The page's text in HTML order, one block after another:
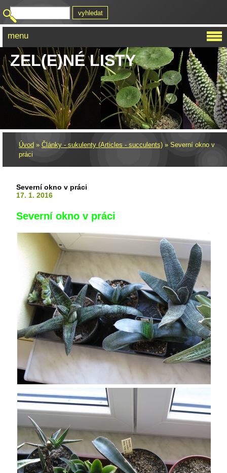
ZEL(E)NÉ LISTY
Úvod » Články - sukulenty (Articles - succulents) » Severní okno v
práci
Severní okno v práci
17. 1. 2016
Severní okno v práci
menu